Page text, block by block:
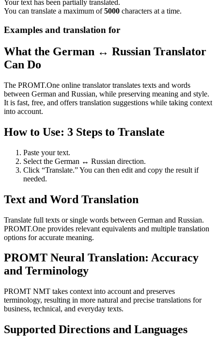
Your text has been partially translated.
You can translate a maximum of5000 characters at a time.
Examples and translation for
What the German ↔ Russian Translator
Can Do
The PROMT.One online translator translates texts and words
between German and Russian, while preserving meaning and style.
It is fast, free, and offers translation suggestions while taking context
into account.
How to Use: 3 Steps to Translate
Paste your text.
Select the German ↔ Russian direction.
Click “Translate.” You can then edit and copy the result if
needed.
Text and Word Translation
Translate full texts or single words between German and Russian.
PROMT.One provides relevant equivalents and multiple translation
options for accurate meaning.
PROMT Neural Translation: Accuracy
and Terminology
PROMT NMT takes context into account and preserves
terminology, resulting in more natural and precise translations for
business, technical, and everyday texts.
Supported Directions and Languages